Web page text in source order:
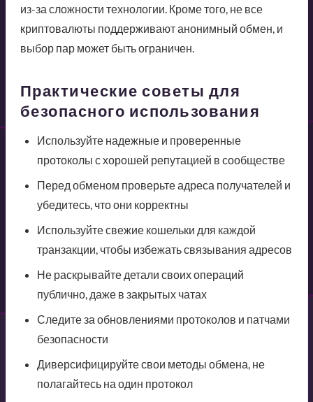
из-за сложности технологии. Кроме того, не все
криптовалюты поддерживают анонимный обмен, и
выбор пар может быть ограничен.
Практические советы для
безопасного использования
Используйте надежные и проверенные
протоколы с хорошей репутацией в сообществе
Перед обменом проверьте адреса получателей и
убедитесь, что они корректны
Используйте свежие кошельки для каждой
транзакции, чтобы избежать связывания адресов
Не раскрывайте детали своих операций
публично, даже в закрытых чатах
Следите за обновлениями протоколов и патчами
безопасности
Диверсифицируйте свои методы обмена, не
полагайтесь на один протокол